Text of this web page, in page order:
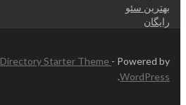
بهترین سئو
رایگان
Directory Starter Theme - Powered by
WordPress
.